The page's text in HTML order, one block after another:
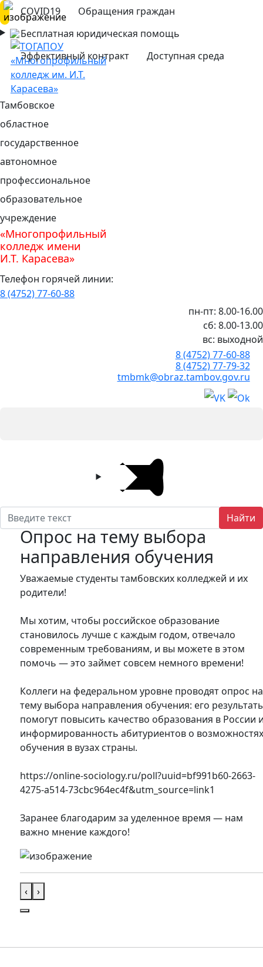
COVID19
Обращения граждан
Бесплатная юридическая помощь
Эффективный контракт
Доступная среда
Тамбовское
областное
государственное
автономное
профессиональное
образовательное
учреждение
«Многопрофильный
колледж имени
И.Т. Карасева»
Телефон горячей линии:
8 (4752) 77-60-88
пн-пт: 8.00-16.00
сб: 8.00-13.00
вс: выходной
8 (4752) 77-60-88
8 (4752) 77-79-32
tmbmk@obraz.tambov.gov.ru
Найти
Опрос на тему выбора
направления обучения
Уважаемые студенты тамбовских колледжей и их
родители!
Мы хотим, чтобы российское образование
становилось лучше с каждым годом, отвечало
современным требованиям, и вы можете в этом
помочь — это займет совсем немного времени!
Коллеги на федеральном уровне проводят опрос на
тему выбора направления обучения: его
помогут повысить качество образования в России
информированность абитуриентов о
обучения в вузах страны.
https://online-sociology.ru/poll?uuid=bf991b60-2663-
4275-a514-73cbc964ec4f&utm_source=link1
Заранее благодарим за уделенное время — нам
важно мнение каждого!
‹ ›